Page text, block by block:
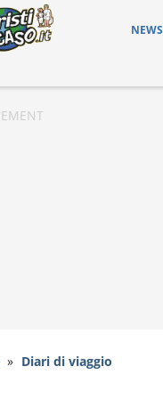
NEWS
» Diari di viaggio